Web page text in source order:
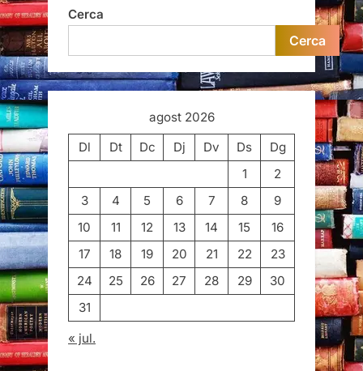
Cerca
Cerca
agost 2026
Dl
Dt Dc Dj Dv Ds
Dg
1
2
3
4 5 6 7 8
9
10
11 12 13 14 15
16
17
18 19 20 21 22
23
24
25 26 27 28 29
30
31
« jul.